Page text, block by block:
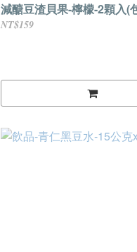
減醣豆渣貝果-檸檬-2顆入(
NT$159